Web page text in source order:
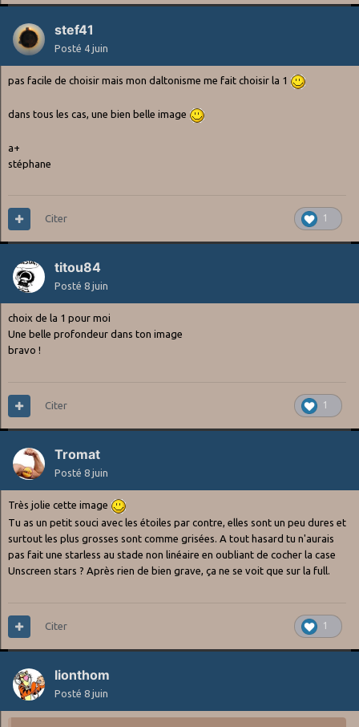
stef41
Posté 4 juin
pas facile de choisir mais mon daltonisme me fait choisir la 1
dans tous les cas, une bien belle image
a+
stéphane
1
Citer
titou84
Posté 8 juin
choix de la 1 pour moi
Une belle profondeur dans ton image
bravo !
1
Citer
Tromat
Posté 8 juin
Très jolie cette image
Tu as un petit souci avec les étoiles par contre, elles sont un peu dures et
surtout les plus grosses sont comme grisées. A tout hasard tu n'aurais
pas fait une starless au stade non linéaire en oubliant de cocher la case
Unscreen stars ? Après rien de bien grave, ça ne se voit que sur la full.
1
Citer
lionthom
Posté 8 juin